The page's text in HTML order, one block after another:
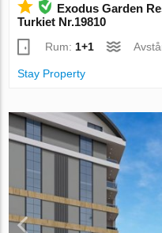
Exodus Garden
Turkiet Nr.19810
Rum: 1+1
Stay Property